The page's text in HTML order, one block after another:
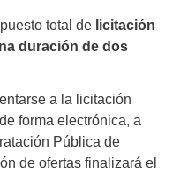
total de licitación
duración de dos
a la licitación
forma electrónica, a
Pública de
de ofertas finalizará el